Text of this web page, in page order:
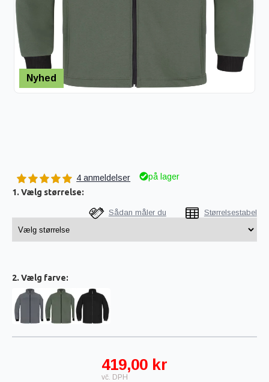
Nyhed
4 anmeldelser
på lager
1. Vælg størrelse:
Sådan måler du Størrelsestabel
2. Vælg farve:
419,00 kr
vč. DPH